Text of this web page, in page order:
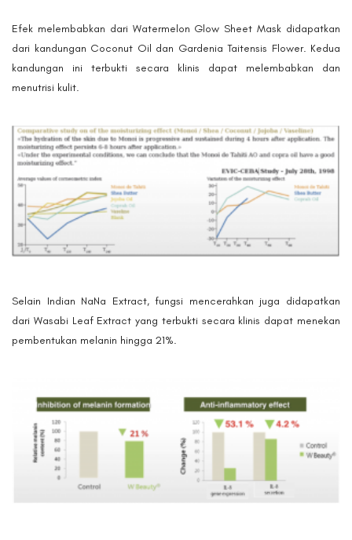
Efek melembabkan dari Watermelon Glow Sheet Mask didapatkan
dari kandungan Coconut Oil dan Gardenia Taitensis Flower. Kedua
kandungan ini terbukti secara klinis dapat melembabkan dan
menutrisi kulit.
Selain Indian NaNa Extract, fungsi mencerahkan juga didapatkan
dari Wasabi Leaf Extract yang terbukti secara klinis dapat menekan
pembentukan melanin hingga 21%.